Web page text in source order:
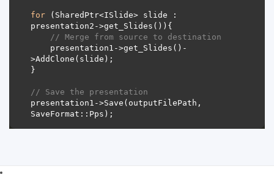
for (SharedPtr<ISlide> slide :
// Merge from source to destination
// Save the presentation
presentation1->Save(outputFilePath,